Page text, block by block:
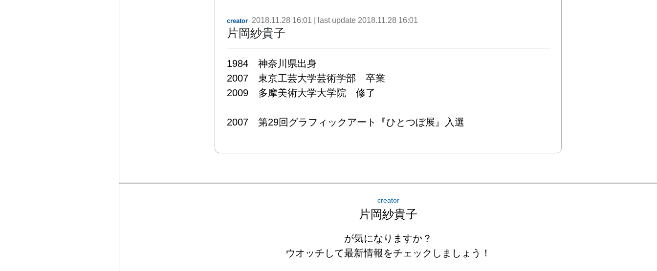
creator 2018.11.28 16:01 | last update 2018.11.28 16:01
片岡紗貴子
1984　神奈川県出身
2007　東京工芸大学芸術学部　卒業
2009　多摩美術大学大学院　修了
2007　第29回グラフィックアート『ひとつぼ展』入選
creator
片岡紗貴子
が気になりますか？
ウオッチして最新情報をチェックしましょう！